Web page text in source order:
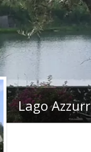
Lago